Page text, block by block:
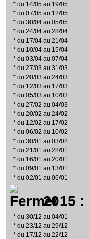
* du 14/05 au 19/05
* du 07/05 au 12/05
* du 30/04 au 05/05
* du 24/04 au 28/04
* du 17/04 au 21/04
* du 10/04 au 15/04
* du 03/04 au 07/04
* du 27/03 au 31/03
* du 20/03 au 24/03
* du 12/03 au 17/03
* du 05/03 au 10/03
* du 27/02 au 04/03
* du 20/02 au 24/02
* du 12/02 au 17/02
* du 06/02 au 10/02
* du 30/01 au 03/02
* du 21/01 au 28/01
* du 16/01 au 20/01
* du 09/01 au 13/01
* du 02/01 au 06/01
2015 :
* du 30/12 au 04/01
* du 23/12 au 29/12
* du 17/12 au 22/12